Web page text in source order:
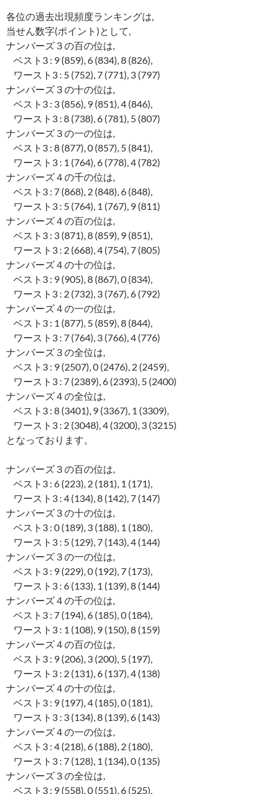
各位の過去出現頻度ランキングは,
当せん数字(ポイント)として,
ナンバーズ３の百の位は,
ベスト3 : 9 (859), 6 (834), 8 (826),
ワースト3 : 5 (752), 7 (771), 3 (797)
ナンバーズ３の十の位は,
ベスト3 : 3 (856), 9 (851), 4 (846),
ワースト3 : 8 (738), 6 (781), 5 (807)
ナンバーズ３の一の位は,
ベスト3 : 8 (877), 0 (857), 5 (841),
ワースト3 : 1 (764), 6 (778), 4 (782)
ナンバーズ４の千の位は,
ベスト3 : 7 (868), 2 (848), 6 (848),
ワースト3 : 5 (764), 1 (767), 9 (811)
ナンバーズ４の百の位は,
ベスト3 : 3 (871), 8 (859), 9 (851),
ワースト3 : 2 (668), 4 (754), 7 (805)
ナンバーズ４の十の位は,
ベスト3 : 9 (905), 8 (867), 0 (834),
ワースト3 : 2 (732), 3 (767), 6 (792)
ナンバーズ４の一の位は,
ベスト3 : 1 (877), 5 (859), 8 (844),
ワースト3 : 7 (764), 3 (766), 4 (776)
ナンバーズ３の全位は,
ベスト3 : 9 (2507), 0 (2476), 2 (2459),
ワースト3 : 7 (2389), 6 (2393), 5 (2400)
ナンバーズ４の全位は,
ベスト3 : 8 (3401), 9 (3367), 1 (3309),
ワースト3 : 2 (3048), 4 (3200), 3 (3215)
となっております。
ナンバーズ３の百の位は,
ベスト3 : 6 (223), 2 (181), 1 (171),
ワースト3 : 4 (134), 8 (142), 7 (147)
ナンバーズ３の十の位は,
ベスト3 : 0 (189), 3 (188), 1 (180),
ワースト3 : 5 (129), 7 (143), 4 (144)
ナンバーズ３の一の位は,
ベスト3 : 9 (229), 0 (192), 7 (173),
ワースト3 : 6 (133), 1 (139), 8 (144)
ナンバーズ４の千の位は,
ベスト3 : 7 (194), 6 (185), 0 (184),
ワースト3 : 1 (108), 9 (150), 8 (159)
ナンバーズ４の百の位は,
ベスト3 : 9 (206), 3 (200), 5 (197),
ワースト3 : 2 (131), 6 (137), 4 (138)
ナンバーズ４の十の位は,
ベスト3 : 9 (197), 4 (185), 0 (181),
ワースト3 : 3 (134), 8 (139), 6 (143)
ナンバーズ４の一の位は,
ベスト3 : 4 (218), 6 (188), 2 (180),
ワースト3 : 7 (128), 1 (134), 0 (135)
ナンバーズ３の全位は,
ベスト3 : 9 (558), 0 (551), 6 (525),